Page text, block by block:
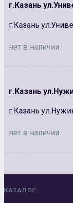
г.Казань
г.Казань
нет в наличии
г.Казань
г.Казань
нет в наличии
КАТАЛОГ: